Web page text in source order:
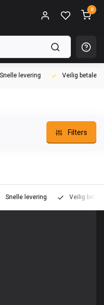
0
levering Veilig betalen
Filters
levering Veilig betalen